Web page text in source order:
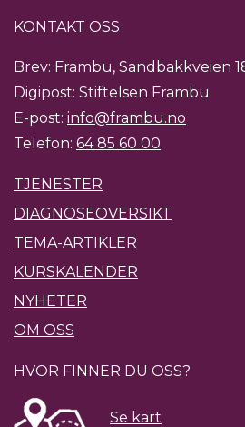
KONTAKT OSS
Brev: Frambu, Sandbakkveien
Digipost: Stiftelsen Frambu
E-post: info@frambu.no
Telefon: 64 85 60 00
TJENESTER
DIAGNOSEOVERSIKT
TEMA-ARTIKLER
KURSKALENDER
NYHETER
OM OSS
HVOR FINNER DU OSS?
Se kart